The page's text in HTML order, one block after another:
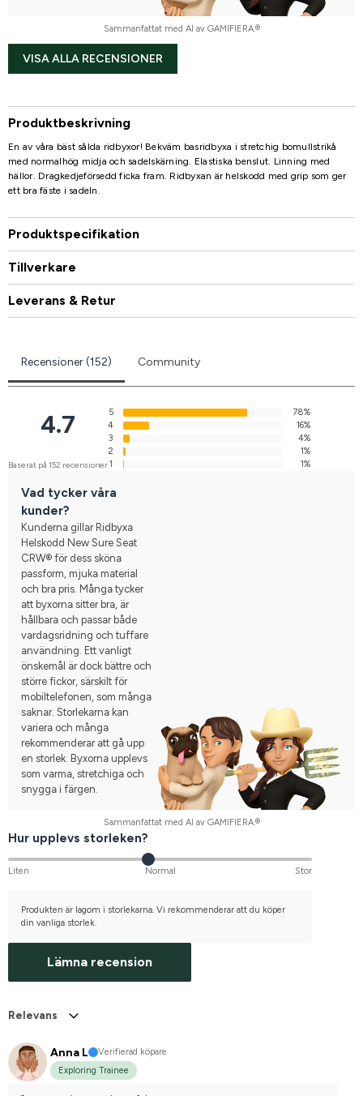
Sammanfattat med AI av GAMIFIERA.®
VISA ALLA RECENSIONER
Produktbeskrivning
En av våra bäst sålda ridbyxor! Bekväm basridbyxa i stretchig bomullstrikå
med normalhög midja och sadelskärning. Elastiska benslut. Linning med
hällor. Dragkedjeförsedd ficka fram. Ridbyxan är helskodd med grip som ger
ett bra fäste i sadeln.
Produktspecifikation
Tillverkare
Leverans & Retur
Recensioner (152) Community
4.7
Baserat på 152 recensioner
5
78%
4
16%
3
4%
2
1%
1
1%
Vad tycker våra
kunder?
Kunderna gillar Ridbyxa
Helskodd New Sure Seat
CRW® för dess sköna
passform, mjuka material
och bra pris. Många tycker
att byxorna sitter bra, är
hållbara och passar både
vardagsridning och tuffare
användning. Ett vanligt
önskemål är dock bättre och
större fickor, särskilt för
mobiltelefonen, som många
saknar. Storlekarna kan
variera och många
rekommenderar att gå upp
en storlek. Byxorna upplevs
som varma, stretchiga och
snygga i färgen.
Sammanfattat med AI av GAMIFIERA.®
Hur upplevs storleken?
Liten Normal Stor
Produkten är lagom i storlekarna. Vi rekommenderar att du köper
din vanliga storlek.
Lämna recension
Relevans
Anna L
Verifierad köpare
Exploring Trainee